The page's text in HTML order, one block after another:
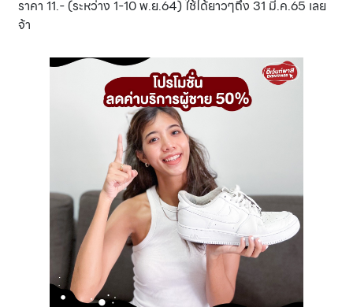
ราคา 11.- (ระหว่าง 1-10 พ.ย.64) ใช้ได้ยาวๆถึง 31 มี.ค.65 เลย
จ้า